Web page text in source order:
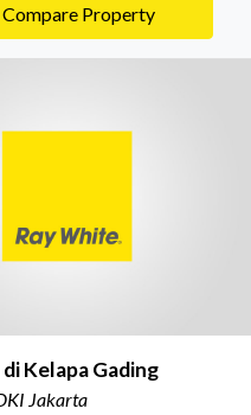
Compare Property
Kelapa Gading
Jakarta